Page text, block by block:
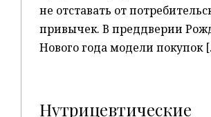
не отставать от
привычек. В преддверии
Нового года модели покупок
Нутрицевтические